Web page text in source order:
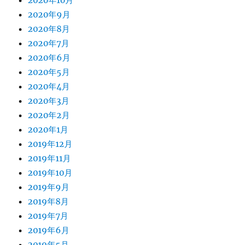
2020年9月
2020年8月
2020年7月
2020年6月
2020年5月
2020年4月
2020年3月
2020年2月
2020年1月
2019年12月
2019年11月
2019年10月
2019年9月
2019年8月
2019年7月
2019年6月